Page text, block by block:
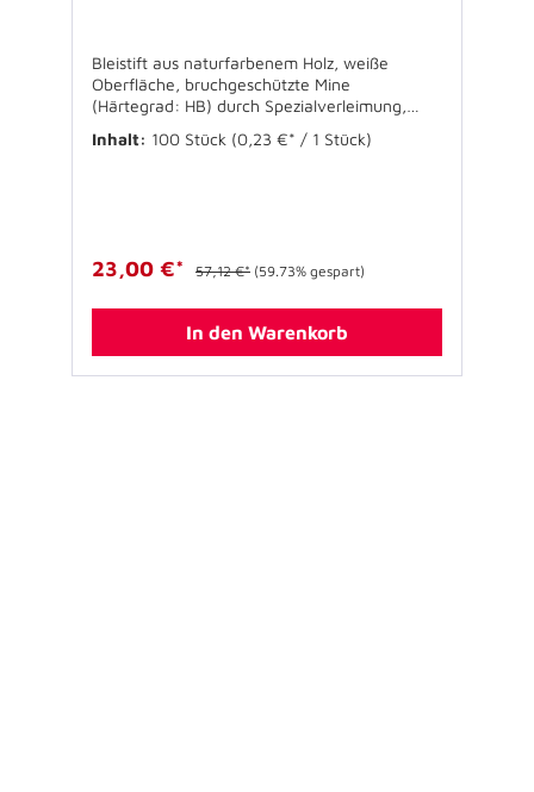
Bleistift aus naturfarbenem Holz, weiße
Oberfläche, bruchgeschützte Mine
(Härtegrad: HB) durch Spezialverleimung,
- Umweltfreundlicher Wasserlack -
Inhalt: 100 Stück (0,23 €* / 1 Stück)
23,00 €* 57,12 €* (59.73% gespart)
In den Warenkorb